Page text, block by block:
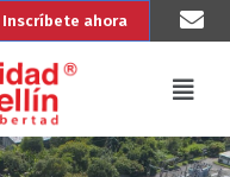
Inscríbete ahora